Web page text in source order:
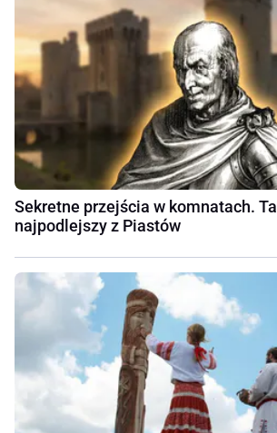
Sekretne przejścia w komnatach.
najpodlejszy z Piastów